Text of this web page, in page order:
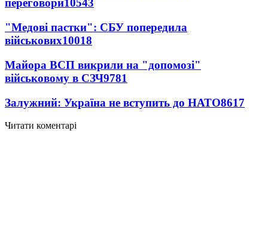
переговори10543
"Медові пастки": СБУ попередила
військових10018
Майора ВСП викрили на "допомозі"
військовому в СЗЧ9781
Залужний: Україна не вступить до НАТО8617
Читати коментарі